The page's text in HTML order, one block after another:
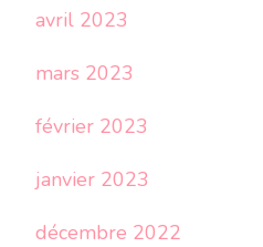
avril 2023
mars 2023
février 2023
janvier 2023
décembre 2022